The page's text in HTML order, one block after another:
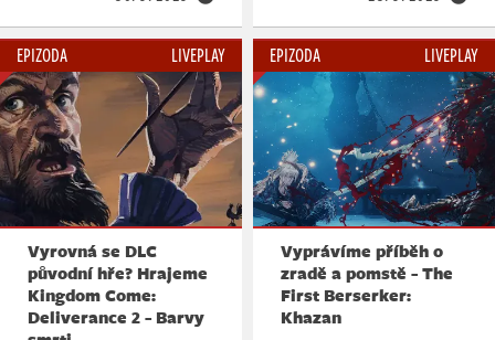
EPIZODA LIVEPLAY
Vyrovná se DLC
původní hře? Hrajeme
Kingdom Come:
Deliverance 2 - Barvy
EPIZODA LIVEPLAY
Vyprávíme příběh o
zradě a pomstě - The
First Berserker:
Khazan